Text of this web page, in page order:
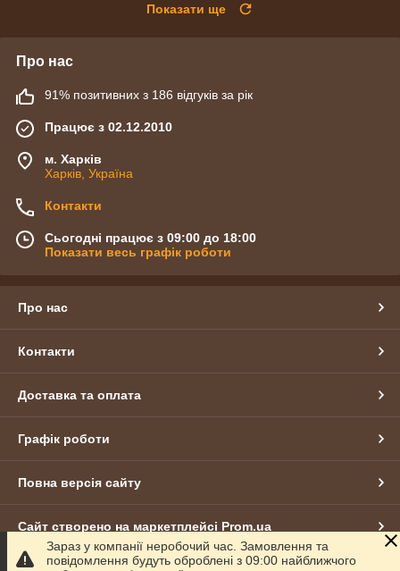
Показати ще
Про нас
91% позитивних з 186 відгуків за рік
Працює з 02.12.2010
м. Харків
Харків, Україна
Контакти
Сьогодні працює з 09:00 до 18:00
Показати весь графік роботи
Про нас
Контакти
Доставка та оплата
Графік роботи
Повна версія сайту
Сайт створено на маркетплейсі Prom.ua
Зараз у компанії неробочий час. Замовлення та
повідомлення будуть оброблені з 09:00 найближчого